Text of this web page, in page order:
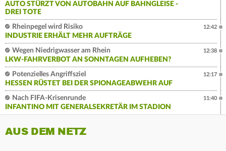
AUTO STÜRZT VON AUTOBAHN AUF BAHNGLEISE -
DREI TOTE
Rheinpegel wird Risiko
INDUSTRIE ERHÄLT MEHR AUFTRÄGE
12:42
Wegen Niedrigwasser am Rhein
LKW-FAHRVERBOT AN SONNTAGEN AUFHEBEN?
12:38
Potenzielles Angriffsziel
HESSEN RÜSTET BEI DER SPIONAGEABWEHR AUF
12:17
Nach FIFA-Krisenrunde
INFANTINO MIT GENERALSEKRETÄR IM STADION
11:40
AUS DEM NETZ